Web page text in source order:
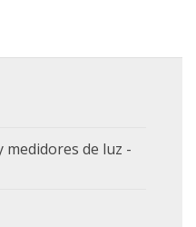
medidores de luz -